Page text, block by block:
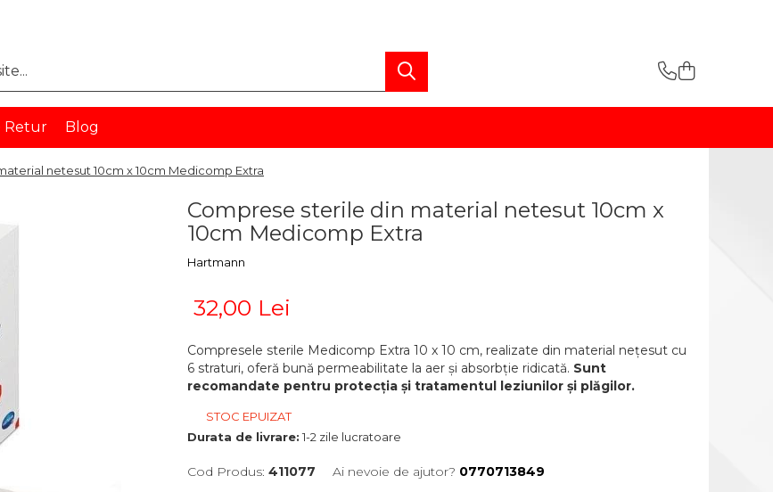
Retur Blog
netesut 10cm x 10cm Medicomp Extra
Comprese sterile din material netesut 10cm x
10cm Medicomp Extra
Hartmann
32,00 Lei
Compresele sterile Medicomp Extra 10 x 10 cm, realizate din material nețesut cu
6 straturi, oferă bună permeabilitate la aer și absorbție ridicată. Sunt
recomandate pentru protecția și tratamentul leziunilor și plăgilor.
STOC EPUIZAT
Durata de livrare: 1-2 zile lucratoare
Cod Produs: 411077 Ai nevoie de ajutor? 0770713849